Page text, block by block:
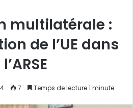
multilatérale :
de l’UE dans
7 Temps de lecture 1 minute